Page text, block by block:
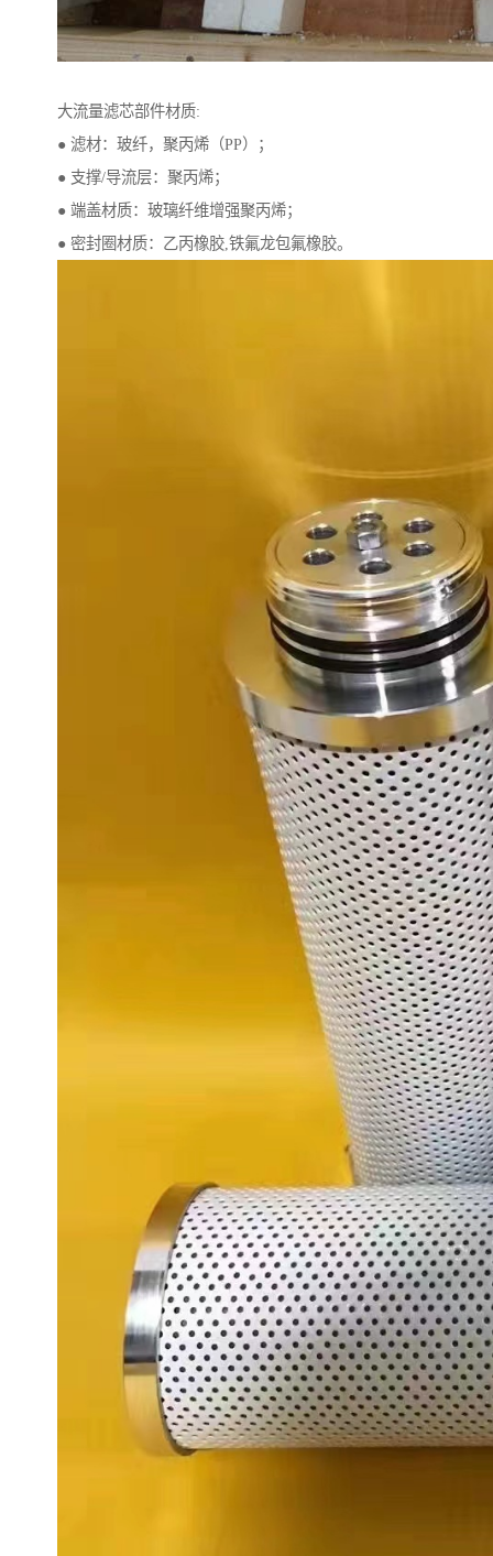
大流量滤芯部件材质:
● 滤材：玻纤，聚丙烯（PP）；
● 支撑/导流层：聚丙烯；
● 端盖材质：玻璃纤维增强聚丙烯；
● 密封圈材质：乙丙橡胶,铁氟龙包氟橡胶。